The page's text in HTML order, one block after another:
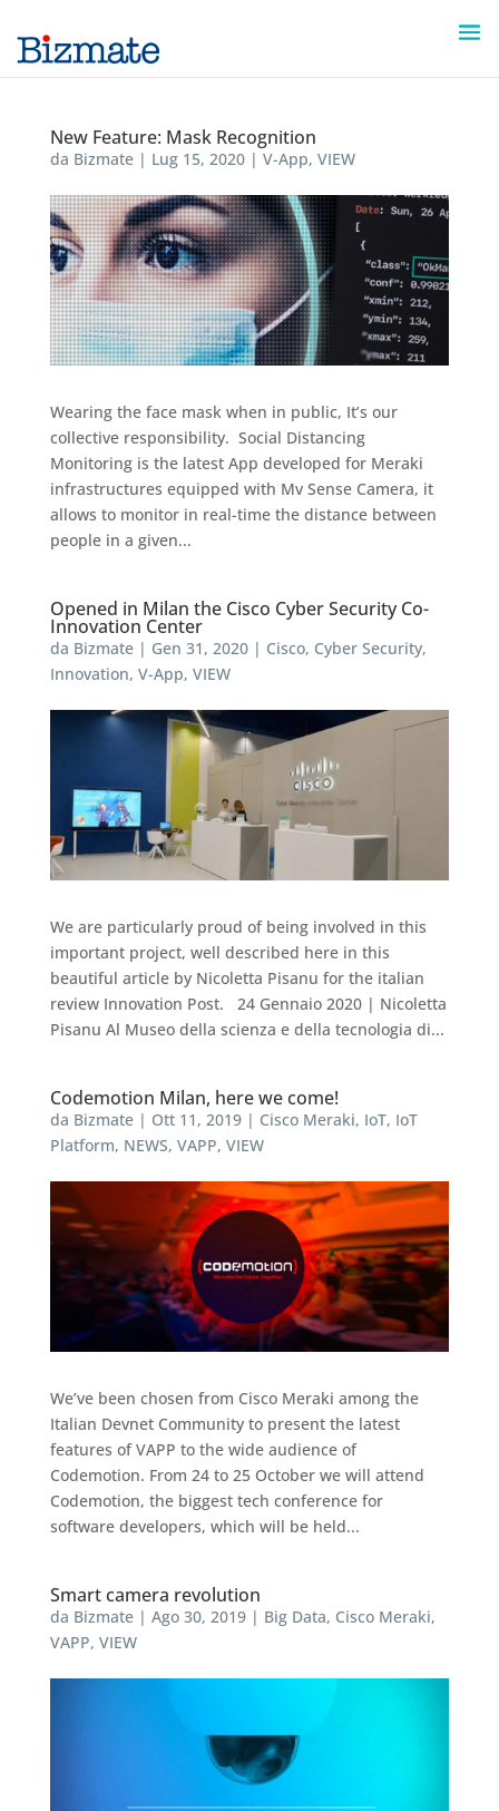
New Feature: Mask Recognition
da Bizmate| Lug 15, 2020| V-App, VIEW
Wearing the face mask when in public, It’s our
collective responsibility. ​ Social Distancing
Monitoring is the latest App developed for Meraki
infrastructures equipped with Mv Sense Camera, it
allows to monitor in real-time the distance between
people in a given...
Opened in Milan the Cisco Cyber Security Co-
Innovation Center
da Bizmate| Gen 31, 2020| Cisco, Cyber Security,
Innovation, V-App, VIEW
We are particularly proud of being involved in this
important project, well described here in this
beautiful article by Nicoletta Pisanu for the italian
review Innovation Post. 24 Gennaio 2020 | Nicoletta
Pisanu Al Museo della scienza e della tecnologia di...
Codemotion Milan, here we come!
da Bizmate| Ott 11, 2019| Cisco Meraki, IoT, IoT
Platform, NEWS, VAPP, VIEW
We’ve been chosen from Cisco Meraki among the
Italian Devnet Community to present the latest
features of VAPP to the wide audience of
Codemotion. From 24 to 25 October we will attend
Codemotion, the biggest tech conference for
software developers, which will be held...
Smart camera revolution
da Bizmate| Ago 30, 2019| Big Data, Cisco Meraki,
VAPP, VIEW